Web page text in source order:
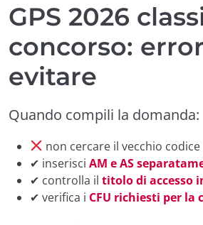
GPS 2026
concorso:
evitare
Quando compili la domanda:
non cercare il vecchio codice
✔ inserisci AM e AS
✔ controlla il titolo di accesso
✔ verifica i CFU richiesti per la